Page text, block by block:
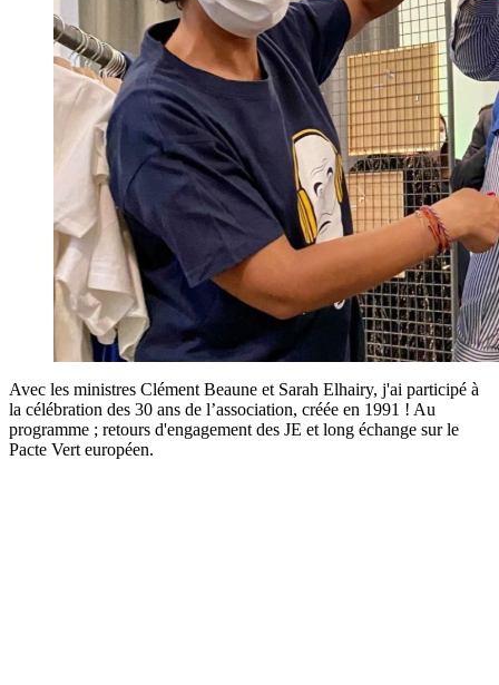
Avec les ministres Clément Beaune et Sarah Elhairy, j'ai participé à
la célébration des 30 ans de l’association, créée en 1991 ! Au
programme ; retours d'engagement des JE et long échange sur le
Pacte Vert européen.